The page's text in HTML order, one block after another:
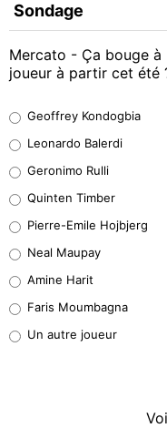
Sondage
Mercato - Ça bouge à
joueur à partir cet été
38%
32%
5%
1%
9%
Geoffrey Kondogbia
Leonardo Balerdi
Geronimo Rulli
Quinten Timber
Pierre-Emile Hojbjerg
Neal Maupay
Amine Harit
Faris Moumbagna
Un autre joueur